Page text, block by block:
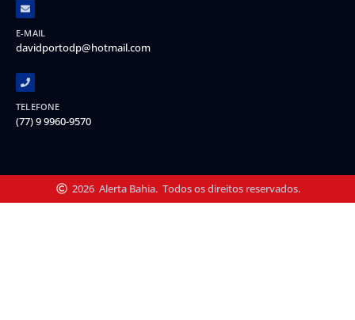
E-MAIL
davidportodp@hotmail.com
TELEFONE
(77) 9 9960-9570
2026 Alerta Bahia. Todos os direitos reservados.